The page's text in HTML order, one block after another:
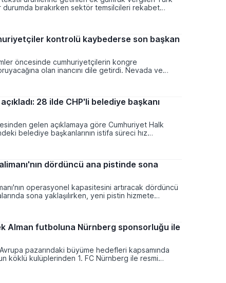
durumda bırakırken sektör temsilcileri rekabet
12,5 oranındaki ilave maliyetler, Türkiye'nin en
beraberinde getiriyor.
kontrolü kaybederse son başkan
öncesinde cumhuriyetçilerin kongre
olan inancını dile getirdi. Nevada ve
kontrolü kaybetmemesi gerektiğini vurguladı.
28 ilde CHP'li belediye başkanı
gelen açıklamaya göre Cumhuriyet Halk
belediye başkanlarının istifa süreci hız
Yaşar Tüzün tarafından paylaşılan veriler
bazı şehirlerde ana muhalefet partisinin yerel
kalmadığı belirtiliyor.
dördüncü ana pistinde sona
operasyonel kapasitesini artıracak dördüncü
sona yaklaşılırken, yeni pistin hizmete
ve Altyapı Bakanlığı tarafından yürütülen
verimliliği artırarak küresel havacılık
daha da güçlendirecek.
Alman futboluna Nürnberg sponsorluğu ile
pazarındaki büyüme hedefleri kapsamında
köklü kulüplerinden 1. FC Nürnberg ile resmi
ilk büyük iş birliğini gerçekleştirirken